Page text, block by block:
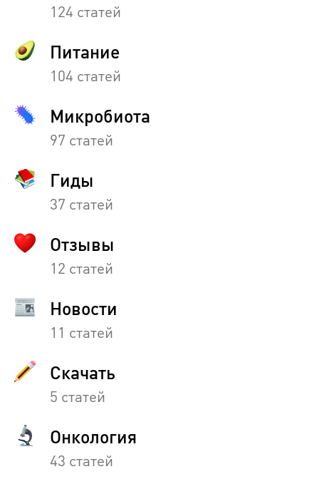
124 статей
Питание
104 статей
Микробиота
97 статей
Гиды
37 статей
Отзывы
12 статей
Новости
11 статей
Скачать
5 статей
Онкология
43 статей